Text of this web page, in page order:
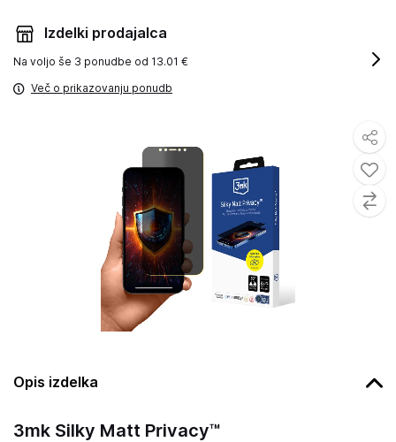
Opis izdelka
3mk Silky Matt Privacy™
Izdelki prodajalca
Na voljo še 3 ponudbe od 13.01 €
Več o prikazovanju ponudb